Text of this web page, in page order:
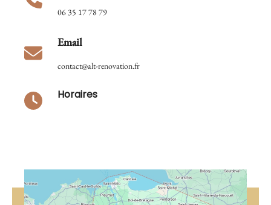
06 35 17 78 79
Email
contact@alt-renovation.fr
Horaires